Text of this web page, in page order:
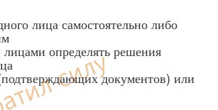
лица самостоятельно либо
определять решения
документов) или